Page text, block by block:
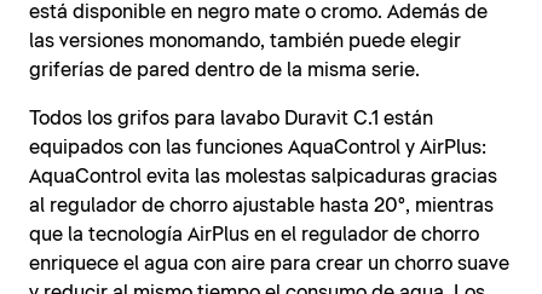
está disponible en negro mate o cromo. Además de
las versiones monomando, también puede elegir
griferías de pared dentro de la misma serie.
Todos los grifos para lavabo Duravit C.1 están
equipados con las funciones AquaControl y AirPlus:
AquaControl evita las molestas salpicaduras gracias
al regulador de chorro ajustable hasta 20°, mientras
que la tecnología AirPlus en el regulador de chorro
enriquece el agua con aire para crear un chorro suave